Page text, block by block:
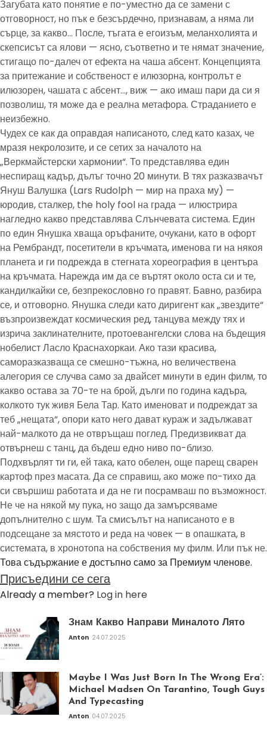
Загубата като понятие е по-уместно да се замени с
отговорност, но пък е безсърдечно, признавам, а няма ли
сърце, за какво… После, тъгата е егоизъм, меланхолията и
скепсисът са ялови — ясно, съответно и те нямат значение,
стигащо по-далеч от ефекта на чаша абсент. Концепцията
за притежание и собственост е илюзорна, контролът е
илюзорен, чашата с абсент…, виж — ако имаш пари да си я
позволиш, тя може да е реална метафора. Страданието е
неизбежно.
Чудех се как да оправдая написаното, след като казах, че
мразя некролозите, и се сетих за началото на
„Веркмайстерски хармонии“. То представлява един
неспиращ кадър, дълъг точно 20 минути. В тях разказвачът
Януш Валушка (Lars Rudolph — мир на праха му) —
юродив, сталкер, the holy fool на града — илюстрира
нагледно какво представлява Слънчевата система. Един
по един Янушка хваща оръфаните, очукани, като в офорт
на Рембрандт, посетители в кръчмата, именова ги на някоя
планета и ги подрежда в стегната хореография в центъра
на кръчмата. Нарежда им да се въртят около оста си и те,
кандилкайки се, безпрекословно го правят. Бавно, разбира
се, и отговорно. Янушка следи като диригент как „звездите“
възпроизвеждат космическия ред, танцува между тях и
изрича заклинателните, протоевангелски слова на бъдещия
нобелист Ласло Краснахоркаи. Ако тази красива,
саморазказваща се смешно-тъжна, но величествена
алегория се случва само за двайсет минути в един филм, то
какво остава за 70-те на брой, дълги по година кадъра,
колкото тук живя Бела Тар. Като именоват и подреждат за
теб „нещата“, опори като него дават кураж и задължават
най-малкото да не отвръщаш поглед. Предизвикват да
отвърнеш с танц, да бъдеш едно ниво по-близо.
Подхвърлят ти ги, ей така, като обелен, още парещ сварен
картоф през масата. Да се справиш, ако може по-тихо да
си свършиш работата и да не ги посрамваш по възможност.
Не че на някой му пука, но защо да замърсяваме
допълнително с шум. Та смисълът на написаното е в
подсещане за мястото и реда на човек — в опашката, в
системата, в хронотопа на собствения му филм. Или пък не.
Това съдържание е достъпно само за Премиум членове.
Присъедини се сега
Already a member? Log in here
Знам Какво Направи Миналото Лято
Anton 24.07.2025
Maybe I Was Just Born In The Wrong Era’:
Michael Madsen On Tarantino, Tough Guys
And Typecasting
Anton 04.07.2025